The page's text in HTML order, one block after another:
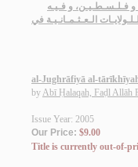
و فـلـسـطـيـن، و فـيـه
الـعـثـمـانـيـة في
al-Jughrāfiyā al-
byAbī Ḥalaqah, Faḍl Allāh
Issue Year: 2005
Our Price: $9.00
Title is currently out-of-